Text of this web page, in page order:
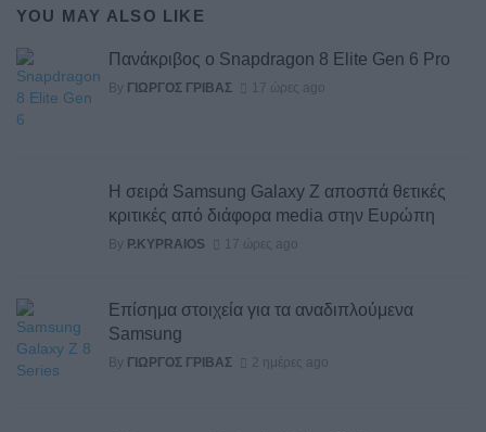
YOU MAY ALSO LIKE
Πανάκριβος ο Snapdragon 8 Elite Gen 6 Pro
By ΓΙΏΡΓΟΣ ΓΡΊΒΑΣ 17 ώρες ago
Η σειρά Samsung Galaxy Z αποσπά θετικές
κριτικές από διάφορα media στην Ευρώπη
By P.KYPRAIOS 17 ώρες ago
Επίσημα στοιχεία για τα αναδιπλούμενα
Samsung
By ΓΙΏΡΓΟΣ ΓΡΊΒΑΣ 2 ημέρες ago